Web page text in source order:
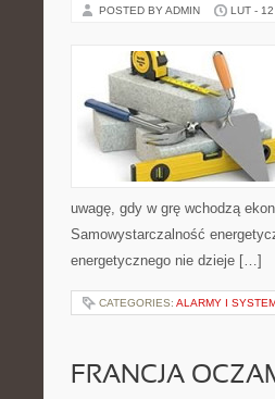
POSTED BY ADMIN LUT -
uwagę, gdy w grę wchodzą
Samowystarczalność
energetycznego nie dzieje […]
CATEGORIES: ALARMY I
FRANCJA